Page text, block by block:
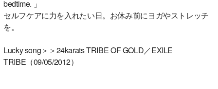
bedtime. 」
セルフケアに力を入れたい日。お休み前にヨガやストレッチ
を。
Lucky song＞＞24karats TRIBE OF GOLD／EXILE
TRIBE（09/05/2012）